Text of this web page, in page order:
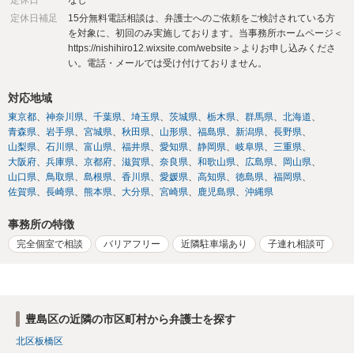
定休日補足
15分無料電話相談は、弁護士への​ご依頼をご検討されている方
を対象に、初回のみ実施しております。当事務所ホームページ＜
https://nishihiro12.wixsite.com/website＞よりお申し込みくださ
い。電話・メールでは受け付けておりません。
対応地域
東京都 神奈川県 千葉県 埼玉県 茨城県 栃木県 群馬県
北海道
青森県
岩手県 宮城県 秋田県 山形県 福島県 新潟県
長野県
山梨県
石川県 富山県 福井県 愛知県 静岡県 岐阜県
三重県
大阪府
兵庫県 京都府 滋賀県 奈良県 和歌山県 広島県
岡山県
山口県
鳥取県 島根県 香川県 愛媛県 高知県 徳島県
福岡県
佐賀県
長崎県 熊本県 大分県 宮崎県 鹿児島県 沖縄県
事務所の特徴
完全個室で相談 バリアフリー 近隣駐車場あり 子連れ相談可
豊島区の近隣の市区町村から弁護士を探す
北区板橋区